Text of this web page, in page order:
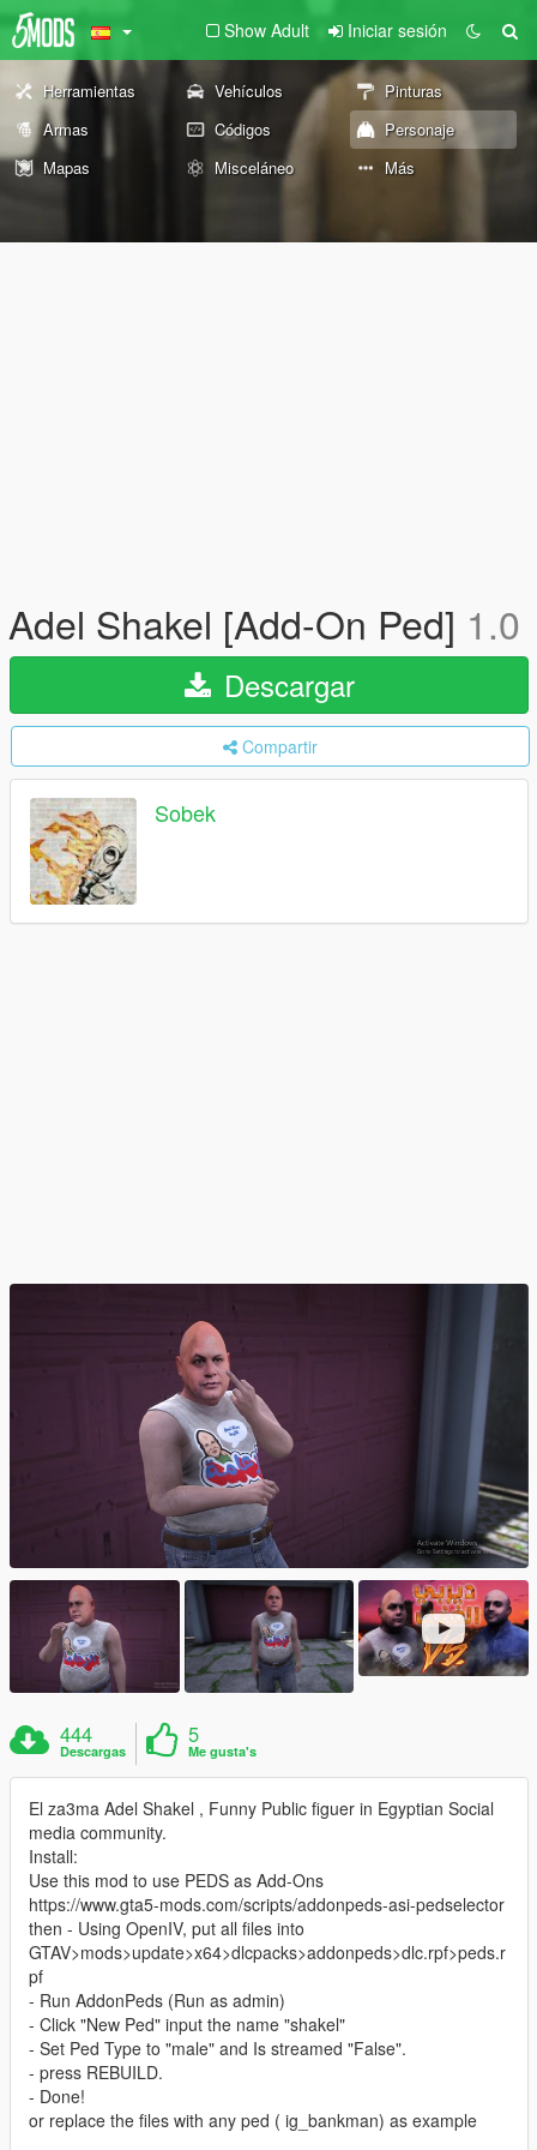
Show Adult Iniciar sesión
Herramientas Vehículos
Pinturas
Armas
Códigos
Personaje
Mapas
Misceláneo Más
Adel Shakel [Add-On Ped] 1.0
Descargar
Compartir
Sobek
444
Descargas
5
Me gusta's
El za3ma Adel Shakel , Funny Public figuer in Egyptian Social
media community.
Install:
Use this mod to use PEDS as Add-Ons
https://www.gta5-mods.com/scripts/addonpeds-asi-pedselector
then - Using OpenIV, put all files into
GTAV>mods>update>x64>dlcpacks>addonpeds>dlc.rpf>peds.r
pf
- Run AddonPeds (Run as admin)
- Click "New Ped" input the name "shakel"
- Set Ped Type to "male" and Is streamed "False".
- press REBUILD.
- Done!
or replace the files with any ped ( ig_bankman) as example